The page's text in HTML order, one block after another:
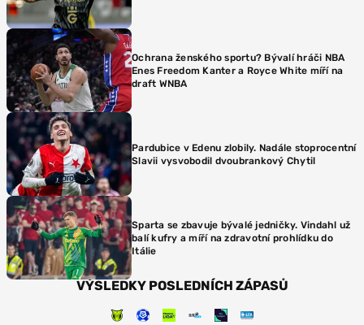
Ochrana ženského sportu? Bývalí hráči NBA
Enes Freedom Kanter a Royce White míří na
draft WNBA
Pardubice v Edenu zlobily. Nadále stoprocentní
Slavii vysvobodil dvoubrankový Chytil
Sparta se zbavuje bývalé jedničky. Vindahl už
balí kufry a míří na zdravotní prohlídku do
Itálie
VÝSLEDKY POSLEDNÍCH ZÁPASŮ